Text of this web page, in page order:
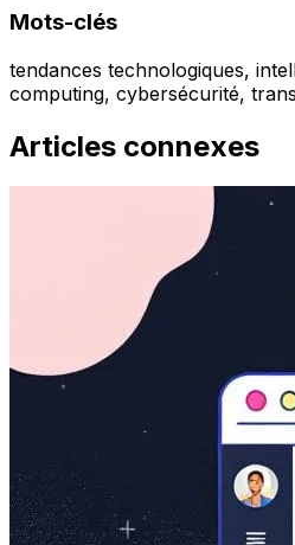
Mots-clés
tendances technologiques,
computing, cybersécurité,
Articles connexes